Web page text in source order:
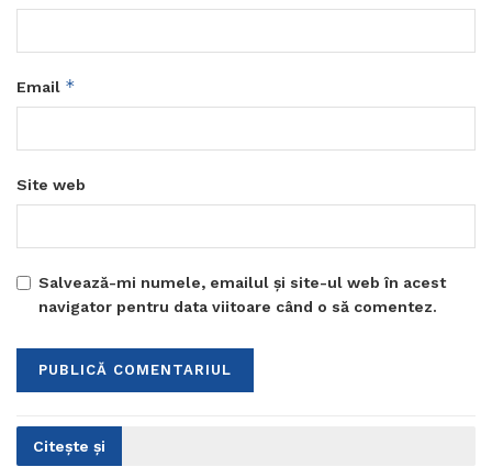
Email *
Site web
Salvează-mi numele, emailul și site-ul web în acest
navigator pentru data viitoare când o să comentez.
Citește și